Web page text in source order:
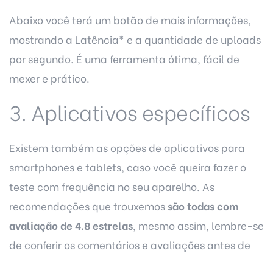
Abaixo você terá um botão de mais informações,
mostrando a Latência* e a quantidade de uploads
por segundo. É uma ferramenta ótima, fácil de
mexer e prático.
3. Aplicativos específicos
Existem também as opções de aplicativos para
smartphones e tablets, caso você queira fazer o
teste com frequência no seu aparelho. As
recomendações que trouxemossão todas com
avaliação de 4.8 estrelas, mesmo assim, lembre-se
de conferir os comentários e avaliações antes de